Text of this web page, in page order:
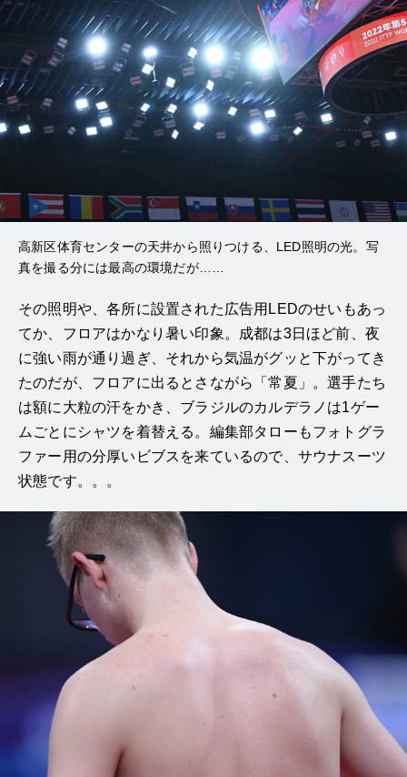
高新区体育センターの天井から照りつける、LED照明の光。写
真を撮る分には最高の環境だが……
その照明や、各所に設置された広告用LEDのせいもあっ
てか、フロアはかなり暑い印象。成都は3日ほど前、夜
に強い雨が通り過ぎ、それから気温がグッと下がってき
たのだが、フロアに出るとさながら「常夏」。選手たち
は額に大粒の汗をかき、ブラジルのカルデラノは1ゲー
ムごとにシャツを着替える。編集部タローもフォトグラ
ファー用の分厚いビブスを来ているので、サウナスーツ
状態です。。。